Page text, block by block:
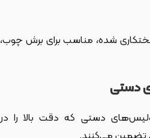
شده، مناسب برای برش چوب،
دستی
دستی که دقت بالا را در